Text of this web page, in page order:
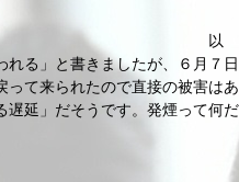
る」と書きましたが、６月７日
て来られたので直接の被害はあ
遅延」だそうです。発煙って何だ